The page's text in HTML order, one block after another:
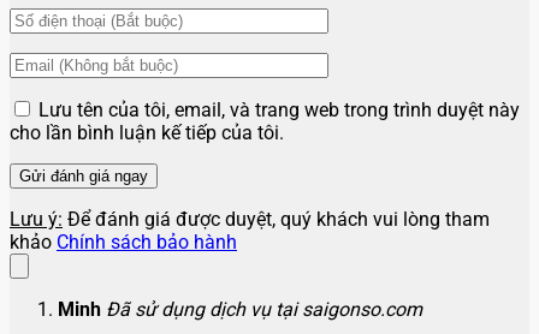
Lưu tên của tôi, email, và trang web trong trình duyệt này
cho lần bình luận kế tiếp của tôi.
Lưu ý: Để đánh giá được duyệt, quý khách vui lòng tham
khảo Chính sách bảo hành
Minh Đã sử dụng dịch vụ tại saigonso.com